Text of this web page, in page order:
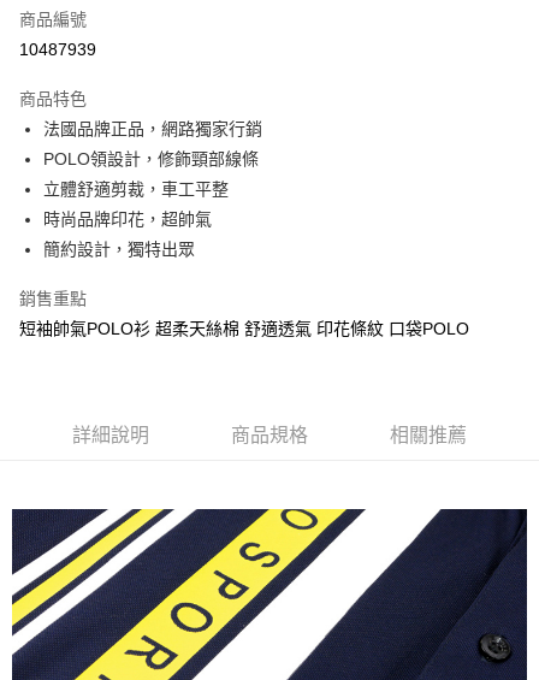
信用卡分期付款
合作金庫商業銀行
華南商業銀行
上海商業儲蓄銀行
國泰世華商業銀行
臺灣中小企業銀行
匯豐（台灣）商業銀行
聯邦商業銀行
元大商業銀行
台新國際商業銀行
中國信託商業銀行
6 期 0 利率 每期
華南商業銀行
上海商業儲蓄銀行
國泰世華商業銀行
臺灣中小企業銀行
聯邦商業銀行
元大商業銀行
永豐商業銀行
超商取貨付款
LINE Pay
Apple Pay
街口支付
悠遊付
【關於「AFTEE先享後付」】
２．便利：只要手機號碼，簡訊認證，即可結帳。
３．安心：先確認商品／服務後，再付款。
【「AFTEE先享後付」結帳流程】
１．於結帳方式選擇「AFTEE先享後付」後，將跳轉至「AFTEE先享後付」
結帳頁面，進行簡訊認證並確認金額後，即可完成結帳。
２．訂單成立數日內，您將收到繳費通知簡訊。
３．收到繳費通知簡訊後14天內，點擊此簡訊中的連結，可透過四大超商／
ATM付款
運送方式
全家取貨付款
每筆NT$150，滿NT$500(含以上)免運費
付款後全家取貨
每筆NT$150，滿NT$500(含以上)免運費
商品編號
10487939
商品特色
法國品牌正品，網路獨家行銷
POLO領設計，修飾頸部線條
立體舒適剪裁，車工平整
時尚品牌印花，超帥氣
簡約設計，獨特出眾
銷售重點
短袖帥氣POLO衫 超柔天絲棉 舒適透氣 印花條紋 口袋POLO
詳細說明 商品規格 相關推薦